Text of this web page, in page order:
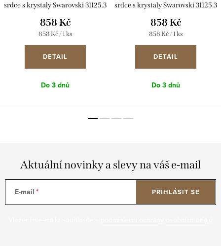
srdce s krystaly Swarovski 31125.3
858 Kč
Měrná
858 Kč / 1 ks
DETAIL
Do 3 dnů
srdce s krystaly Swarovski 31125.3
858 Kč
Měrná
858 Kč / 1 ks
DETAIL
Do 3 dnů
Aktuální novinky a slevy na váš e-mail
E-mail PŘIHLÁSIT SE